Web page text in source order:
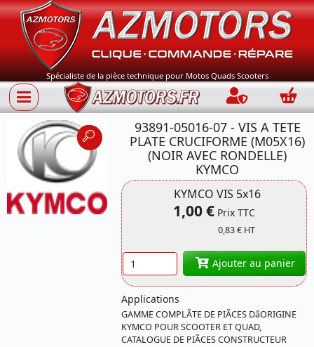
Spécialiste de la pièce technique pour Motos Quads Scooters
Connection
Référence 93891-
05016-07 KYMCO
93891-05016-07 - VIS A TETE
PLATE CRUCIFORME (M05X16)
(NOIR AVEC RONDELLE)
KYMCO
KYMCO VIS 5x16
1,00 €Prix TTC
0,83 € HT
Quantité Ajouter au panier
Applications
GAMME COMPLÃTE DE PIÃCES DâORIGINE
KYMCO POUR SCOOTER ET QUAD,
CATALOGUE DE PIÃCES CONSTRUCTEUR